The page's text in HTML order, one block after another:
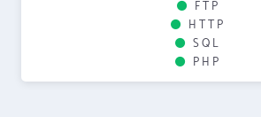
FTP
HTTP
SQL
PHP